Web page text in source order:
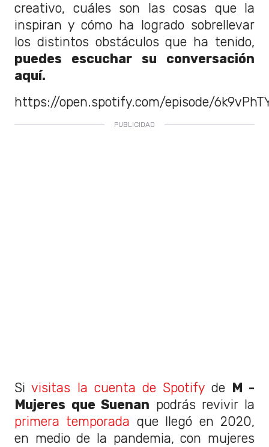
creativo, cuáles son las cosas que la
inspiran y cómo ha logrado sobrellevar
los distintos obstáculos que ha tenido,
puedes escuchar su conversación
aquí.
https://open.spotify.com/episode/
Sivisitas la cuenta de Spotifyde
M -
Mujeres que Suenan podrás revivir la
primera temporada que llegó en 2020,
en medio de la pandemia, con mujeres